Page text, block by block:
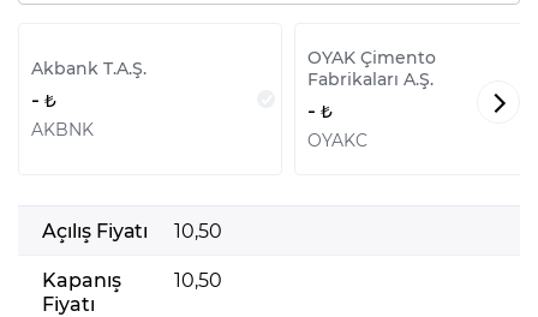
Akbank T.A.Ş.
-
AKBNK
OYAK Çimento
Fabrikaları A.Ş.
-
OYAKC
Açılış Fiyatı
10,50
Kapanış
Fiyatı
10,50